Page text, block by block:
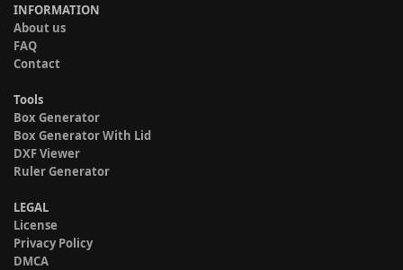
INFORMATION
About us
FAQ
Contact
Tools
Box Generator
Box Generator With Lid
DXF Viewer
Ruler Generator
LEGAL
License
Privacy Policy
DMCA